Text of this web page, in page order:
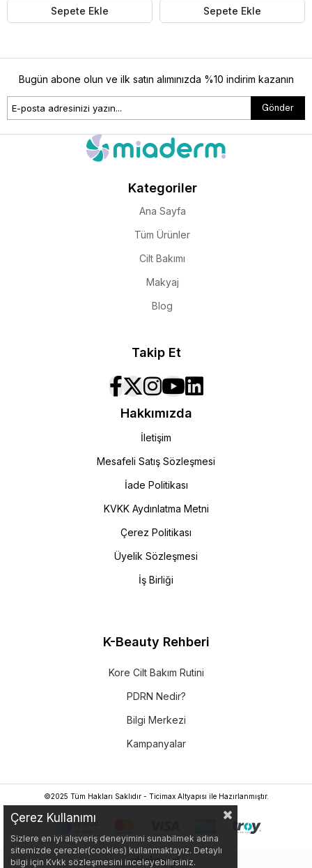
Sepete Ekle
Sepete Ekle
Bugün abone olun ve ilk satın alımınızda %10 indirim kazanın
Gönder
Kategoriler
Ana Sayfa
Tüm Ürünler
Cilt Bakımı
Makyaj
Blog
Takip Et
Hakkımızda
İletişim
Mesafeli Satış Sözleşmesi
İade Politikası
KVKK Aydınlatma Metni
Çerez Politikası
Üyelik Sözleşmesi
İş Birliği
K-Beauty Rehberi
Kore Cilt Bakım Rutini
PDRN Nedir?
Bilgi Merkezi
Kampanyalar
©2025 Tüm Hakları Saklıdır - Ticimax Altyapısı ile Hazırlanmıştır.
Çerez Kullanımı
Sizlere en iyi alışveriş deneyimini sunabilmek adına
sitemizde çerezler(cookies) kullanmaktayız. Detaylı
bilgi için Kvkk sözleşmesini inceleyebilirsiniz.